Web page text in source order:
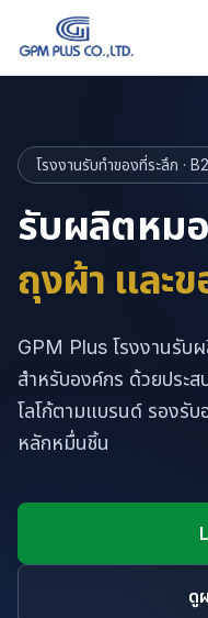
โรงงานรับทำของที่ระลึก ·
รับผลิตหม
ถุงผ้า และ
GPM Plus โรงงานรับ
สำหรับองค์กร ด้วยประ
โลโก้ตามแบรนด์ รองรั
หลักหมื่นชิ้น
ดู